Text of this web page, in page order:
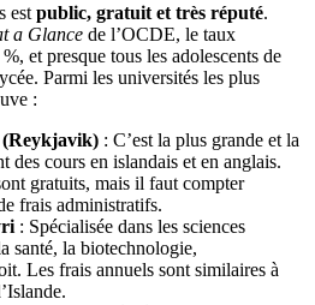
est public, gratuit et très réputé.
a Glance de l’OCDE, le taux
et presque tous les adolescents de
Parmi les universités les plus
:
(Reykjavik) : C’est la plus grande et la
des cours en islandais et en anglais.
gratuits, mais il faut compter
frais administratifs.
: Spécialisée dans les sciences
santé, la biotechnologie,
Les frais annuels sont similaires à